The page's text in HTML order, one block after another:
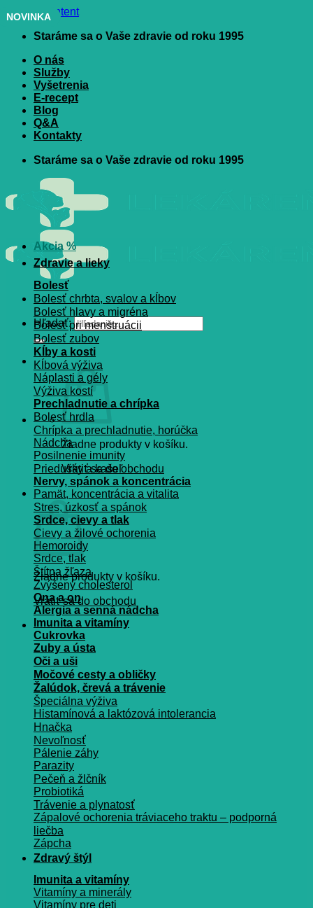
Skip to content
Staráme sa o Vaše zdravie od roku 1995
O nás
Služby
Vyšetrenia
E-recept
Blog
Q&A
Kontakty
Staráme sa o Vaše zdravie od roku 1995
Hľadať:
Žiadne produkty v košíku.
Vrátiť sa do obchodu
Košík
Žiadne produkty v košíku.
Vrátiť sa do obchodu
Akcia %
Zdravie a lieky
Bolesť
Bolesť chrbta, svalov a kĺbov
Bolesť hlavy a migréna
Bolesť pri menštruácii
Bolesť zubov
Kĺby a kosti
Kĺbová výživa
Náplasti a gély
Výživa kostí
Prechladnutie a chrípka
Bolesť hrdla
Chrípka a prechladnutie, horúčka
Nádcha
Posilnenie imunity
Priedušky a kašeľ
Nervy, spánok a koncentrácia
Pamät, koncentrácia a vitalita
Stres, úzkosť a spánok
Srdce, cievy a tlak
Cievy a žilové ochorenia
Hemoroidy
Srdce, tlak
Štítna žľaza
Zvýšený cholesterol
Ona a on
Alergia a senná nádcha
Imunita a vitamíny
Cukrovka
Zuby a ústa
Oči a uši
Močové cesty a obličky
Žalúdok, črevá a trávenie
Špeciálna výživa
Histamínová a laktózová intolerancia
Hnačka
Nevoľnosť
Pálenie záhy
Parazity
Pečeň a žlčník
Probiotiká
Trávenie a plynatosť
Zápalové ochorenia tráviaceho traktu – podporná
liečba
Zápcha
Zdravý štýl
Imunita a vitamíny
Vitamíny a minerály
Vitamíny pre deti
NOVINKA